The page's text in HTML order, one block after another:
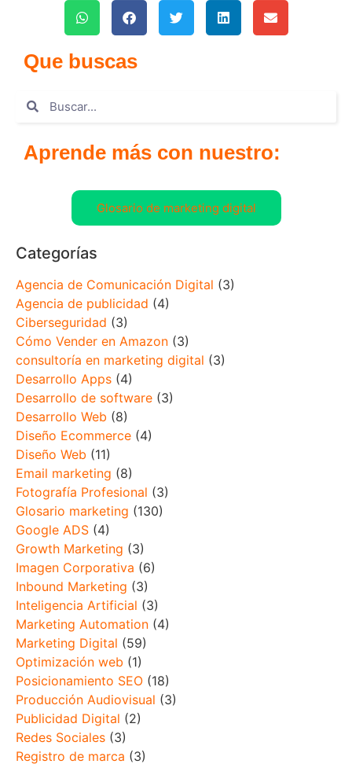
Que buscas
Aprende más con nuestro:
Glosario de marketing digital
Categorías
Agencia de Comunicación Digital (3)
Agencia de publicidad (4)
Ciberseguridad (3)
Cómo Vender en Amazon (3)
consultoría en marketing digital (3)
Desarrollo Apps (4)
Desarrollo de software (3)
Desarrollo Web (8)
Diseño Ecommerce (4)
Diseño Web (11)
Email marketing (8)
Fotografía Profesional (3)
Glosario marketing (130)
Google ADS (4)
Growth Marketing (3)
Imagen Corporativa (6)
Inbound Marketing (3)
Inteligencia Artificial (3)
Marketing Automation (4)
Marketing Digital (59)
Optimización web (1)
Posicionamiento SEO (18)
Producción Audiovisual (3)
Publicidad Digital (2)
Redes Sociales (3)
Registro de marca (3)